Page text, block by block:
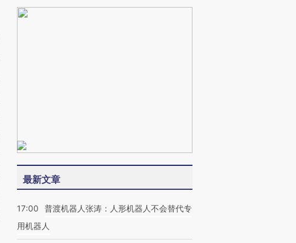
最新文章
17:00
普渡机器人张涛：人形机器人不会替代专
用机器人